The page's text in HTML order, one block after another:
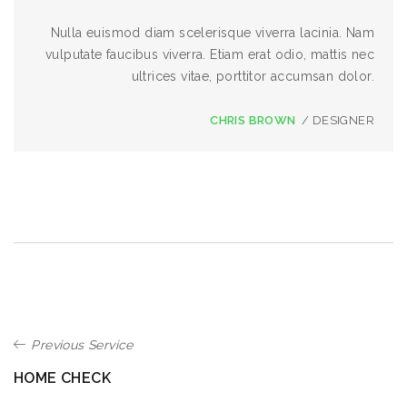
Nulla euismod diam scelerisque viverra lacinia. Nam
vulputate faucibus viverra. Etiam erat odio, mattis nec
ultrices vitae, porttitor accumsan dolor.
CHRIS BROWN / DESIGNER
Previous Service
HOME CHECK